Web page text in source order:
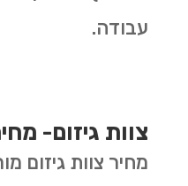
עבודה.
צוות גיזום-
מחיר צוות גיזום